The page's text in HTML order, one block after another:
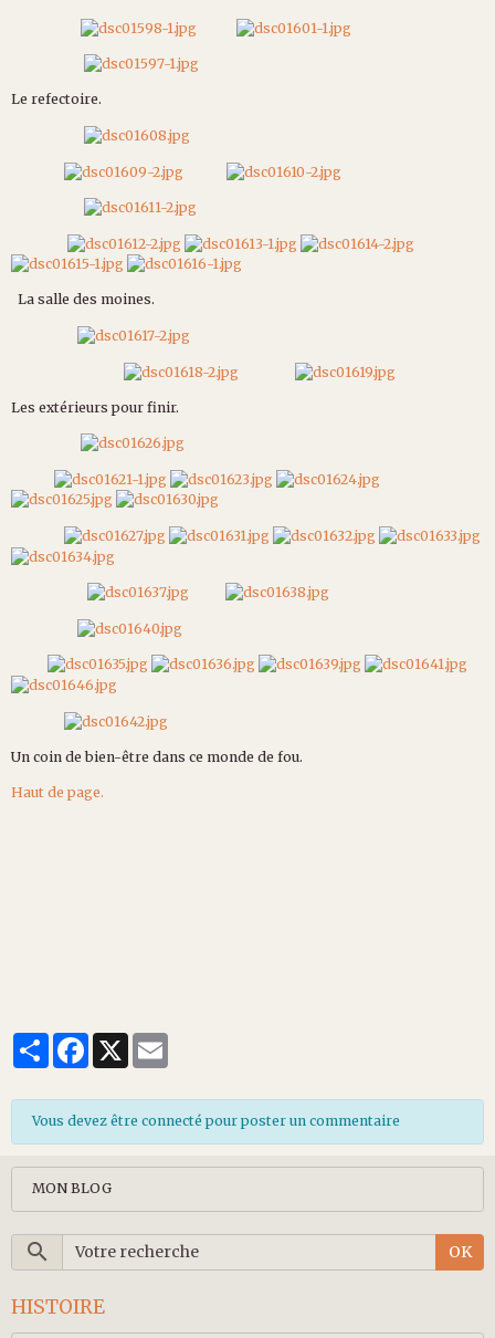
Le refectoire.
La salle des moines.
Les extérieurs pour finir.
Un coin de bien-être dans ce monde de fou.
Haut de page.
PartagerFacebook
X
Vous devez être connecté pour poster un commentaire
MON BLOG
OK
HISTOIRE